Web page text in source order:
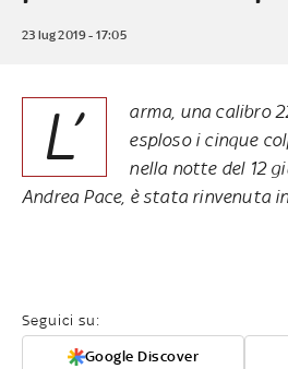
23 lug 2019 - 17:05
L’
arma, una calibro
esploso i cinque
nella notte del 12
Andrea Pace, è stata rinvenuta
Seguici su:
Google Discover